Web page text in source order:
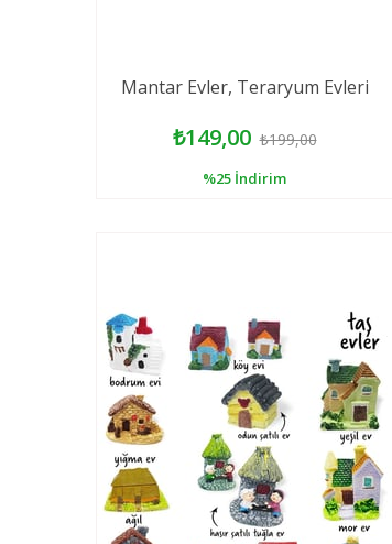
Mantar Evler, Teraryum Evleri
₺149,00 ₺199,00
%25 İndirim